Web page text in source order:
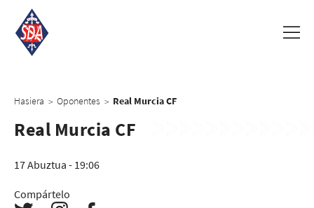
Hasiera > Oponentes > Real Murcia CF
Real Murcia CF
17 Abuztua - 19:06
Compártelo